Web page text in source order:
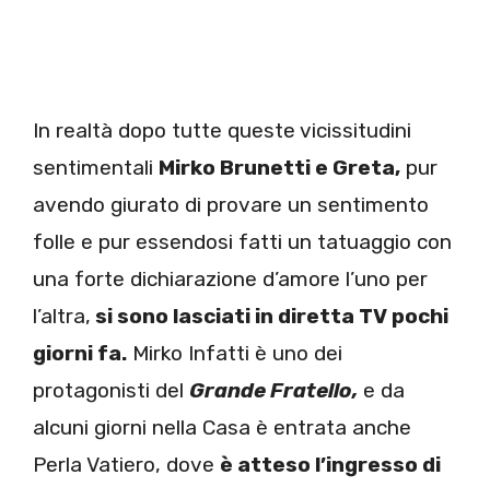
In realtà dopo tutte queste vicissitudini
sentimentali Mirko Brunetti e Greta, pur
avendo giurato di provare un sentimento
folle e pur essendosi fatti un tatuaggio con
una forte dichiarazione d’amore l’uno per
l’altra, si sono lasciati in diretta TV pochi
giorni fa. Mirko Infatti è uno dei
protagonisti del Grande Fratello, e da
alcuni giorni nella Casa è entrata anche
Perla Vatiero, dove è atteso l’ingresso di